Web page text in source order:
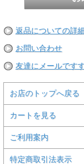
返品についての詳
お問い合わせ
友達にメールです
お店のトップへ戻る
カートを見る
ご利用案内
特定商取引法表示